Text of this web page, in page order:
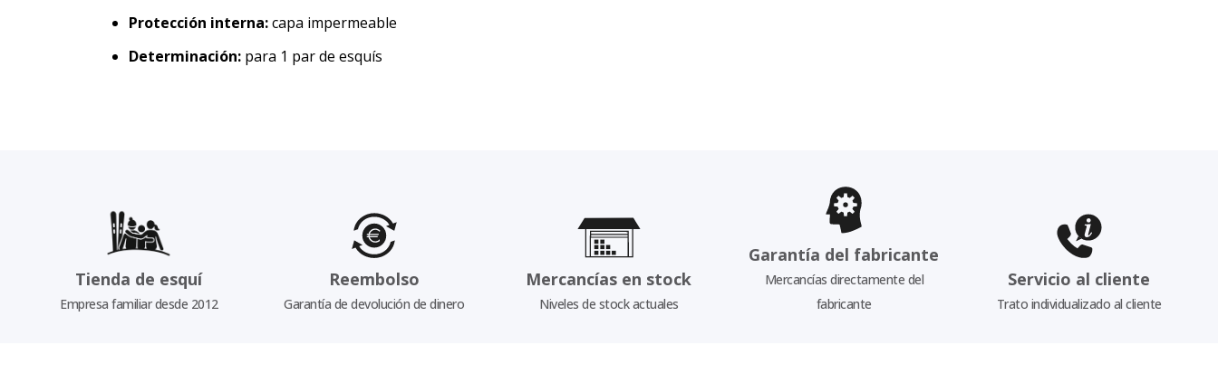
Protección interna:capa impermeable
Determinación: para 1 par de esquís
Tienda de esquí
Empresa familiar desde 2012
Reembolso
Garantía de devolución de dinero
Mercancías en stock
Niveles de stock actuales
Garantía del fabricante
Mercancías directamente del
fabricante
Servicio al cliente
Trato individualizado al cliente